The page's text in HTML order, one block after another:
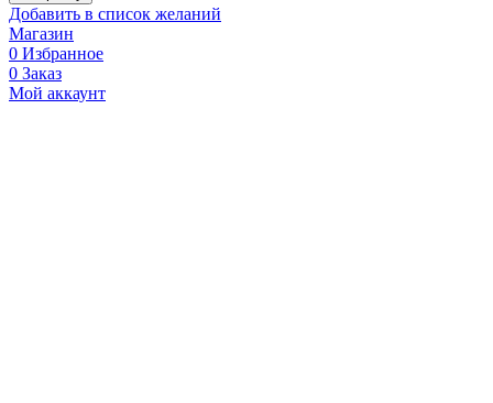
Добавить в список желаний
Магазин
0 Избранное
0 Заказ
Мой аккаунт